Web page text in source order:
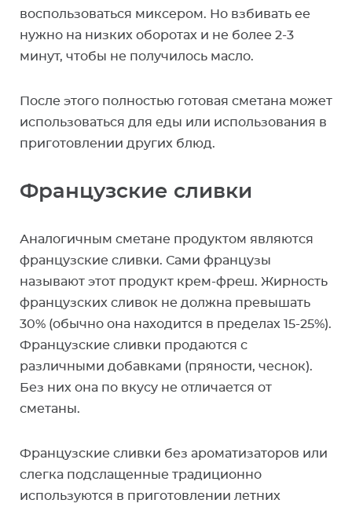
воспользоваться миксером. Но взбивать ее
нужно на низких оборотах и не более 2-3
минут, чтобы не получилось масло.
После этого полностью готовая сметана может
использоваться для еды или использования в
приготовлении других блюд.
Французские сливки
Аналогичным сметане продуктом являются
французские сливки. Сами французы
называют этот продукт крем-фреш. Жирность
французских сливок не должна превышать
30% (обычно она находится в пределах 15-25%).
Французские сливки продаются с
различными добавками (пряности, чеснок).
Без них она по вкусу не отличается от
сметаны.
Французские сливки без ароматизаторов или
слегка подслащенные традиционно
используются в приготовлении летних